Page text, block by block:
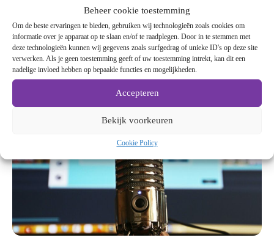
Beheer cookie toestemming
Om de beste ervaringen te bieden, gebruiken wij technologieën zoals cookies om
informatie over je apparaat op te slaan en/of te raadplegen. Door in te stemmen met
deze technologieën kunnen wij gegevens zoals surfgedrag of unieke ID's op deze site
verwerken. Als je geen toestemming geeft of uw toestemming intrekt, kan dit een
nadelige invloed hebben op bepaalde functies en mogelijkheden.
Accepteren
Bekijk voorkeuren
Cookie Policy
Covid-19
20/07/2021